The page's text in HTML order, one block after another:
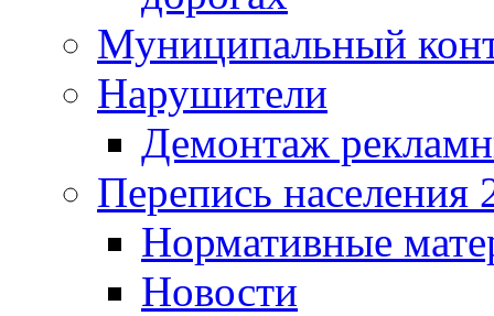
Муниципальный
Нарушители
Демонтаж
Перепись населения
Нормативные
Новости